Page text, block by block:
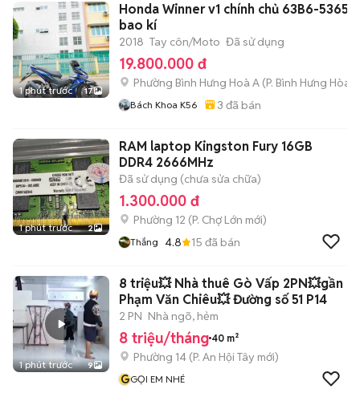
1 phút trước 17
Honda Winner v1 chính chủ 63B6-53653
bao kí
2018 Tay côn/Moto Đã sử dụng
19.800.000 đ
Phường Bình Hưng Hoà A (P. Bình Hưng Hòa
Bách Khoa K56 3 đã bán
1 phút trước 2
RAM laptop Kingston Fury 16GB
DDR4 2666MHz
Đã sử dụng (chưa sửa chữa)
1.300.000 đ
Phường 12 (P. Chợ Lớn mới)
Thắng 4.8 15 đã bán
1 phút trước 9
8 triệu💥 Nhà thuê Gò Vấp 2PN💥gần
Phạm Văn Chiêu💥 Đường số 51 P14
2 PN Nhà ngõ, hẻm
8 triệu/tháng 40 m²
Phường 14 (P. An Hội Tây mới)
GGỌI EM NHÉ